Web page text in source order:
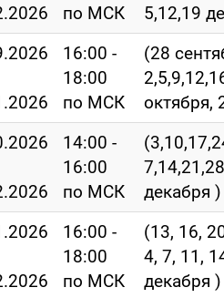
по МСК
5,12,19
16:00 -
18:00
по МСК
(28
октября,
14:00 -
16:00
по МСК
декабря )
16:00 -
18:00
по МСК
(13, 16,
4, 7, 11,
декабря )